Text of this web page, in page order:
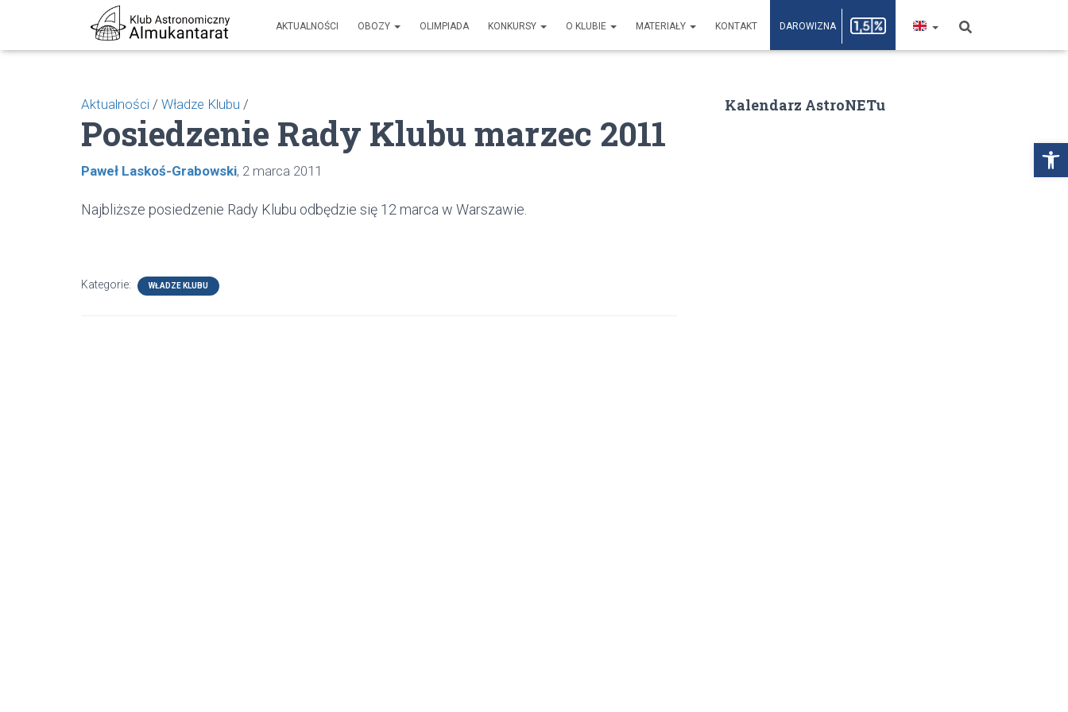
Open toolbar
AKTUALNOŚCI OBOZY OLIMPIADA KONKURSY O KLUBIE MATERIAŁY KONTAKT DAROWIZNA
Aktualności / Władze Klubu /
Posiedzenie Rady Klubu marzec 2011
Paweł Laskoś-Grabowski 2 marca 2011
Najbliższe posiedzenie Rady Klubu odbędzie się 12 marca w Warszawie.
Kategorie: WŁADZE KLUBU
Kalendarz AstroNETu